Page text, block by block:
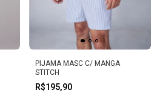
PIJAMA MASC C/ MANGA
STITCH
R$195,90